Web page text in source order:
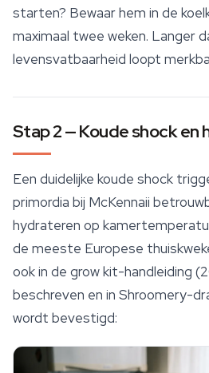
starten? Bewaar hem in de
maximaal twee weken. Langer
levensvatbaarheid loopt
Stap 2 — Koude shock en
Een duidelijke koude shock
primordia bij McKennaii
hydrateren op
de meeste Europese
ook in de grow kit-handleiding
beschreven en in Shroomery-
wordt bevestigd: